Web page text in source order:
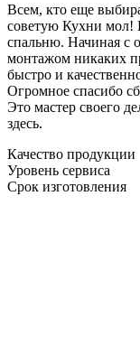
Всем, кто еще
советую Кухни мол!
спальню. Начиная с
монтажом никаких
быстро и
Огромное спасибо
Это мастер своего
здесь.
Качество продукции
Уровень сервиса
Срок изготовления